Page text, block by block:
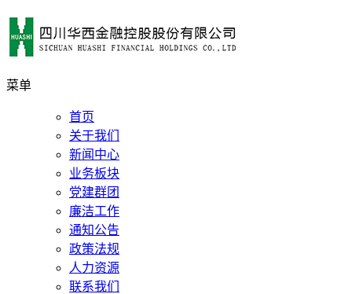
菜单
首页
关于我们
新闻中心
业务板块
党建群团
廉洁工作
通知公告
政策法规
人力资源
联系我们